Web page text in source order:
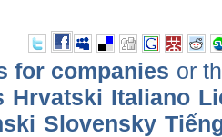
for companies or
Hrvatski Italiano
Slovensky